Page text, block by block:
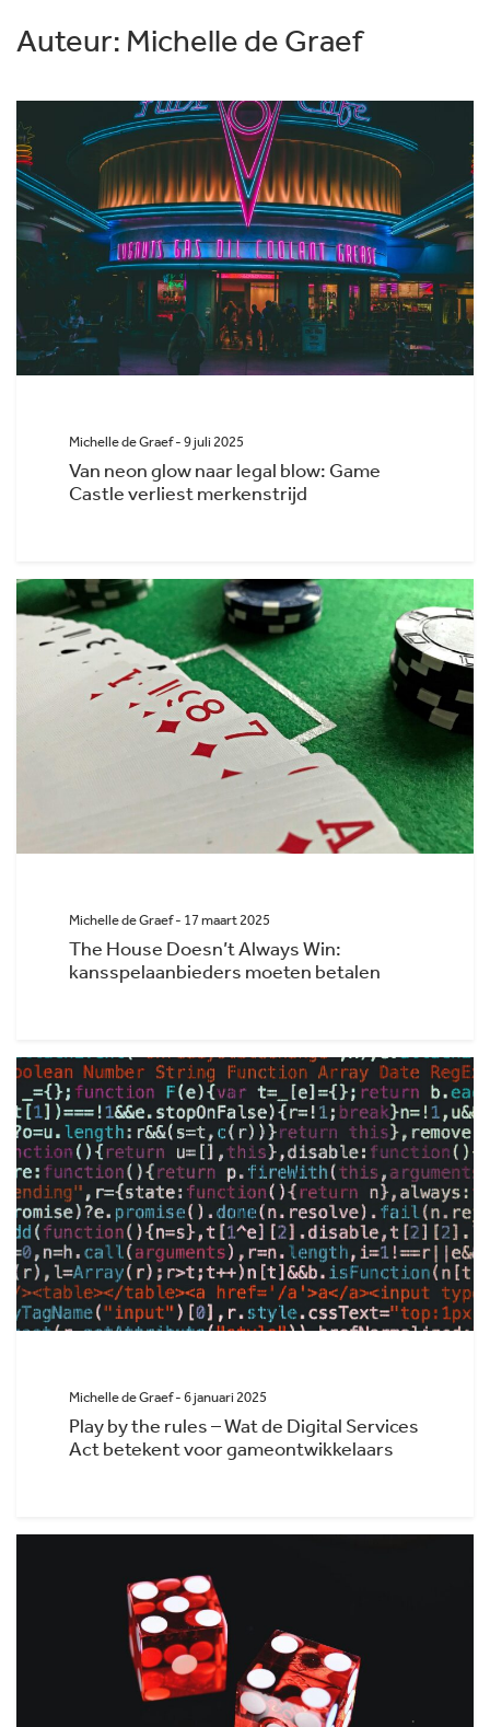
Auteur: Michelle de Graef
Michelle de Graef - 9 juli 2025
Van neon glow naar legal blow: Game
Castle verliest merkenstrijd
Michelle de Graef - 17 maart 2025
The House Doesn’t Always Win:
kansspelaanbieders moeten betalen
Michelle de Graef - 6 januari 2025
Play by the rules – Wat de Digital Services
Act betekent voor gameontwikkelaars